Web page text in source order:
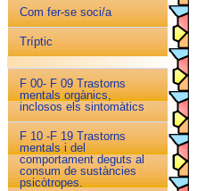
Com fer-se soci/a
Tríptic
F 00- F 09 Trastorns
mentals orgànics,
inclosos els sintomàtics
F 10 -F 19 Trastorns
mentals i del
comportament deguts al
consum de sustàncies
psicòtropes.